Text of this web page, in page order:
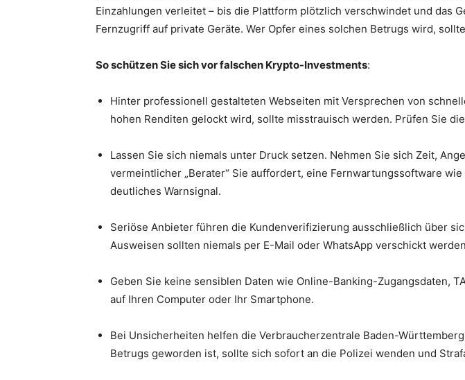
Einzahlungen verleitet – bis die Plattform plötzlich verschwindet und das
Fernzugriff auf private Geräte. Wer Opfer eines solchen Betrugs wird,
So schützen Sie sich vor falschen Krypto-Investments:
Hinter professionell gestalteten Webseiten mit Versprechen von
hohen Renditen gelockt wird, sollte misstrauisch werden. Prüfen Sie
Lassen Sie sich niemals unter Druck setzen. Nehmen Sie sich Zeit,
vermeintlicher „Berater“ Sie auffordert, eine Fernwartungssoftware
deutliches Warnsignal.
Seriöse Anbieter führen die Kundenverifizierung ausschließlich über
Ausweisen sollten niemals per E-Mail oder WhatsApp verschickt
Geben Sie keine sensiblen Daten wie Online-Banking-Zugangsdaten,
auf Ihren Computer oder Ihr Smartphone.
Bei Unsicherheiten helfen die Verbraucherzentrale Baden-
Betrugs geworden ist, sollte sich sofort an die Polizei wenden und